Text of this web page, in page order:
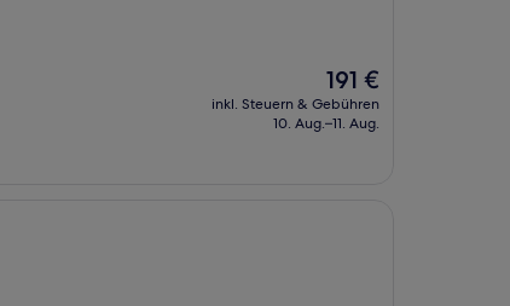
Der
Preis
beträgt
191 €
inkl. Steuern & Gebühren
10. Aug.–11. Aug.